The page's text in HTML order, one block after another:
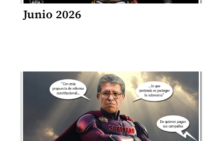
Junio 2026